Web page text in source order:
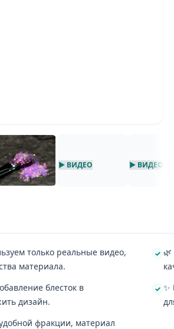
▶ ВИДЕО ▶ ВИДЕО
только реальные видео,
материала.
🌿
блесток в
дизайн.
✨
фракции, материал